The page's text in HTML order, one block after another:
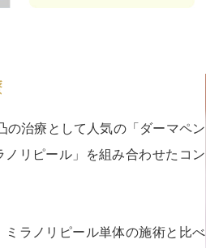
の治療として人気の「ダーマペン
リピール」を組み合わせたコン
ミラノリピール単体の施術と比べ